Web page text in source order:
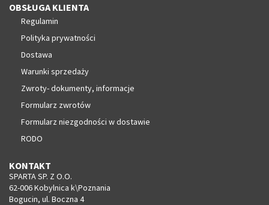
OBSŁUGA KLIENTA
Regulamin
Polityka prywatności
Dostawa
Warunki sprzedaży
Zwroty- dokumenty, informacje
Formularz zwrotów
Formularz niezgodności w dostawie
RODO
KONTAKT
SPARTA SP. Z O.O.
62-006 Kobylnica k\Poznania
Bogucin, ul. Boczna 4